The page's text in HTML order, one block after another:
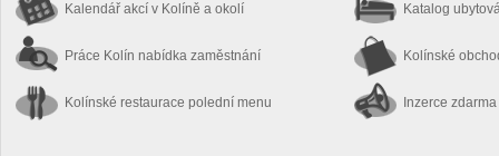
Kalendář akcí v Kolíně a okolí
Práce Kolín nabídka zaměstnání
Kolínské restaurace polední menu
Katalog
Kolínské
Inzerce zdarma